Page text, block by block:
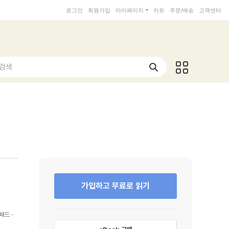
로그인 회원가입 마이페이지 카트 주문/배송 고객센터
색
드
가입하고 무료로 읽기